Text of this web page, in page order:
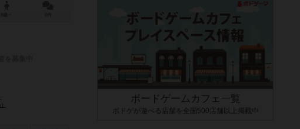
ボードゲームカフェ一覧
ボドゲが遊べる店舗を全国500店舗以上掲載中